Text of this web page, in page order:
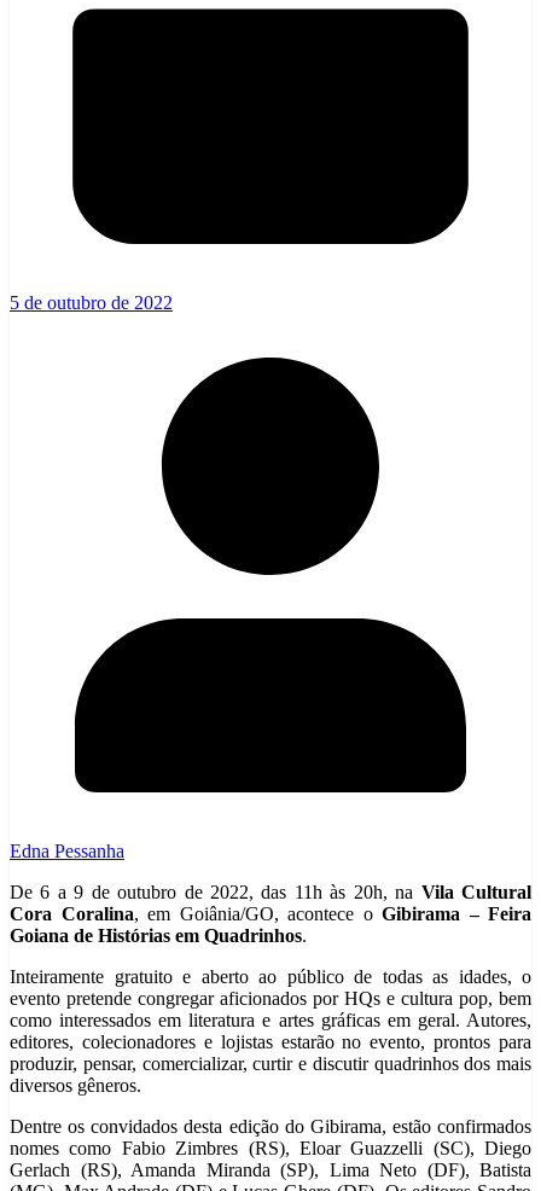
5 de outubro de 2022
Edna Pessanha
De 6 a 9 de outubro de 2022, das 11h às 20h, na Vila Cultural
Cora Coralina, em Goiânia/GO, acontece o Gibirama – Feira
Goiana de Histórias em Quadrinhos.
Inteiramente gratuito e aberto ao público de todas as idades, o
evento pretende congregar aficionados por HQs e cultura pop, bem
como interessados em literatura e artes gráficas em geral. Autores,
editores, colecionadores e lojistas estarão no evento, prontos para
produzir, pensar, comercializar, curtir e discutir quadrinhos dos mais
diversos gêneros.
Dentre os convidados desta edição do Gibirama, estão confirmados
nomes como Fabio Zimbres (RS), Eloar Guazzelli (SC), Diego
Gerlach (RS), Amanda Miranda (SP), Lima Neto (DF), Batista